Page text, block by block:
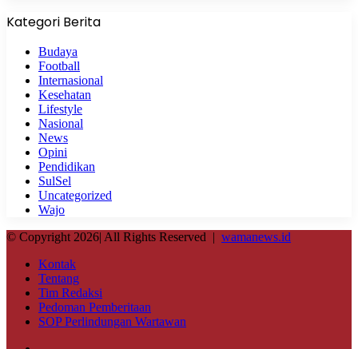
Kategori Berita
Budaya
Football
Internasional
Kesehatan
Lifestyle
Nasional
News
Opini
Pendidikan
SulSel
Uncategorized
Wajo
© Copyright 2026| All Rights Reserved | wamanews.id
Kontak
Tentang
Tim Redaksi
Pedoman Pemberitaan
SOP Perlindungan Wartawan